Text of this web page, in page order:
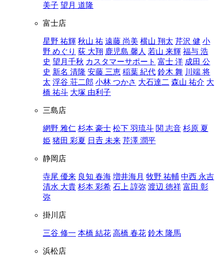
美子 望月 道隆
富士店
星野 祐輝 秋山 祐 遠藤 尚美 横山 翔太 芹沢 健 小
野 めぐり 荻 大翔 鹿児島 馨人 若山 来輝 福与 浩
史 望月千秋 カスタマーサポート 富士 洋 成田 公
史 新名 清隆 安藤 三恵 稲葉 紀代 鈴木 舞 川端 将
太 浮谷 荘二郎 小林 つかさ 大石達二 森山 祐介 大
橋 祐斗 大塚 由利子
三島店
網野 雅仁 杉本 豪士 松下 羽琉斗 関 志音 杉原 夏
姫 猪田 彩夏 日𠮷 未来 芹澤 潤平
静岡店
寺尾 優来 良知 春海 増井海月 牧野 祐輔 中西 永吉
清水 大貴 杉本 彩希 石上 諄弥 渡辺 徳祥 富田 彰
弥
掛川店
三谷 修一 本橋 結花 高橋 春花 鈴木 隆馬
浜松店